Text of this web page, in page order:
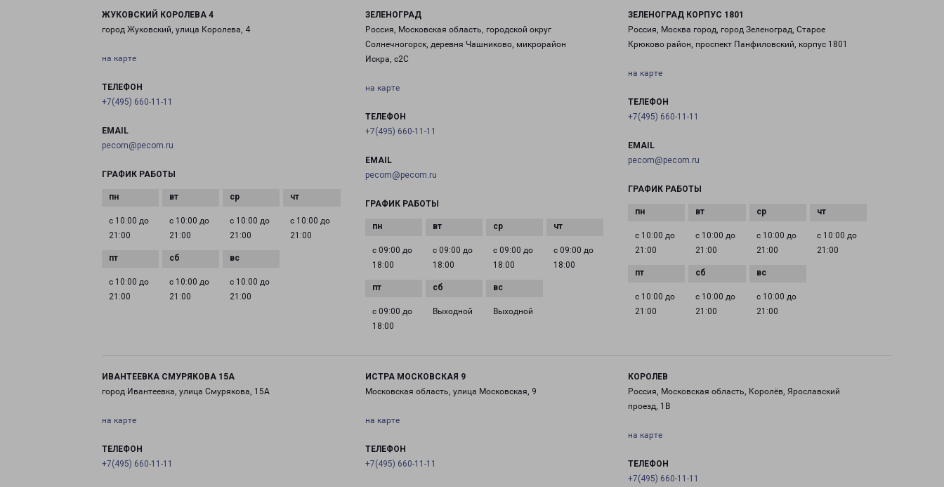
ЖУКОВСКИЙ КОРОЛЕВА 4
город Жуковский, улица Королева, 4
на карте
ТЕЛЕФОН
+7(495) 660-11-11
EMAIL
pecom@pecom.ru
ГРАФИК РАБОТЫ
с 10:00 до
21:00
с 10:00 до
21:00
с 10:00 до
21:00
с 10:00 до
21:00
с 10:00 до
21:00
с 10:00 до
21:00
с 10:00 до
21:00
ЗЕЛЕНОГРАД
Россия, Московская область, городской округ
Солнечногорск, деревня Чашниково, микрорайон
Искра, с2С
на карте
ТЕЛЕФОН
+7(495) 660-11-11
EMAIL
pecom@pecom.ru
ГРАФИК РАБОТЫ
с 09:00 до
18:00
с 09:00 до
18:00
с 09:00 до
18:00
с 09:00 до
18:00
с 09:00 до
18:00
Выходной Выходной
ЗЕЛЕНОГРАД КОРПУС 1801
Россия, Москва город, город Зеленоград, Старое
Крюково район, проспект Панфиловский, корпус 1801
на карте
ТЕЛЕФОН
+7(495) 660-11-11
EMAIL
pecom@pecom.ru
ГРАФИК РАБОТЫ
с 10:00 до
21:00
с 10:00 до
21:00
с 10:00 до
21:00
с 10:00 до
21:00
с 10:00 до
21:00
с 10:00 до
21:00
с 10:00 до
21:00
ИВАНТЕЕВКА СМУРЯКОВА 15А
город Ивантеевка, улица Смурякова, 15А
на карте
ТЕЛЕФОН
+7(495) 660-11-11
ИСТРА МОСКОВСКАЯ 9
Московская область, улица Московская, 9
на карте
ТЕЛЕФОН
+7(495) 660-11-11
КОРОЛЕВ
Россия, Московская область, Королёв, Ярославский
проезд, 1В
на карте
ТЕЛЕФОН
+7(495) 660-11-11